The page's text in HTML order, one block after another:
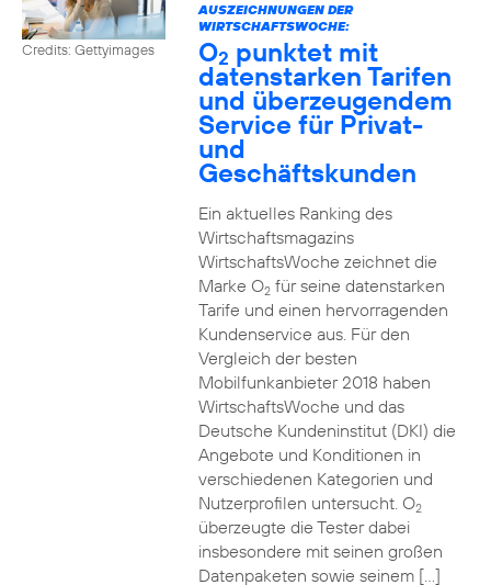
Credits: Gettyimages
AUSZEICHNUNGEN DER
WIRTSCHAFTSWOCHE:
O2 punktet mit
datenstarken Tarifen
und überzeugendem
Service für Privat-
und
Geschäftskunden
Ein aktuelles Ranking des
Wirtschaftsmagazins
WirtschaftsWoche zeichnet die
Marke O2für seine datenstarken
Tarife und einen hervorragenden
Kundenservice aus. Für den
Vergleich der besten
Mobilfunkanbieter 2018 haben
WirtschaftsWoche und das
Deutsche Kundeninstitut (DKI) die
Angebote und Konditionen in
verschiedenen Kategorien und
Nutzerprofilen untersucht. O2
überzeugte die Tester dabei
insbesondere mit seinen großen
Datenpaketen sowie seinem […]